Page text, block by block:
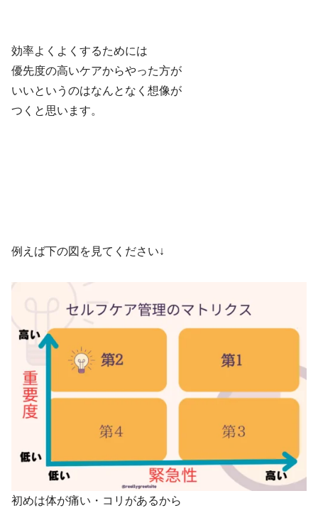
効率よくよくするためには
優先度の高いケアからやった方が
いいというのはなんとなく想像が
つくと思います。
例えば下の図を見てください↓
初めは体が痛い・コリがあるから